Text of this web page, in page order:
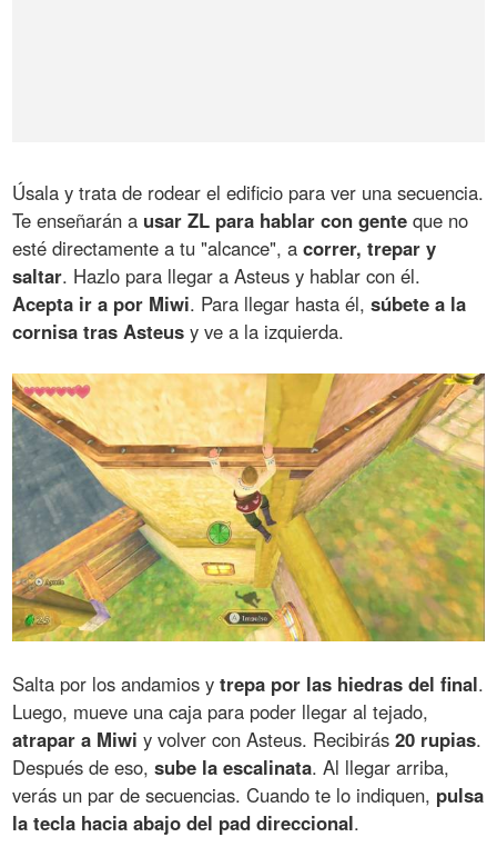
Úsala y trata de rodear el edificio para ver una secuencia.
Te enseñarán a usar ZL para hablar con gente que no
esté directamente a tu "alcance", acorrer, trepar y
saltar. Hazlo para llegar a Asteus y hablar con él.
Acepta ir a por Miwi. Para llegar hasta él,súbete a la
cornisa tras Asteus y ve a la izquierda.
Salta por los andamios ytrepa por las hiedras del final.
Luego, mueve una caja para poder llegar al tejado,
atrapar a Miwi y volver con Asteus. Recibirás20 rupias.
Después de eso,sube la escalinata. Al llegar arriba,
verás un par de secuencias. Cuando te lo indiquen, pulsa
la tecla hacia abajo del pad direccional.